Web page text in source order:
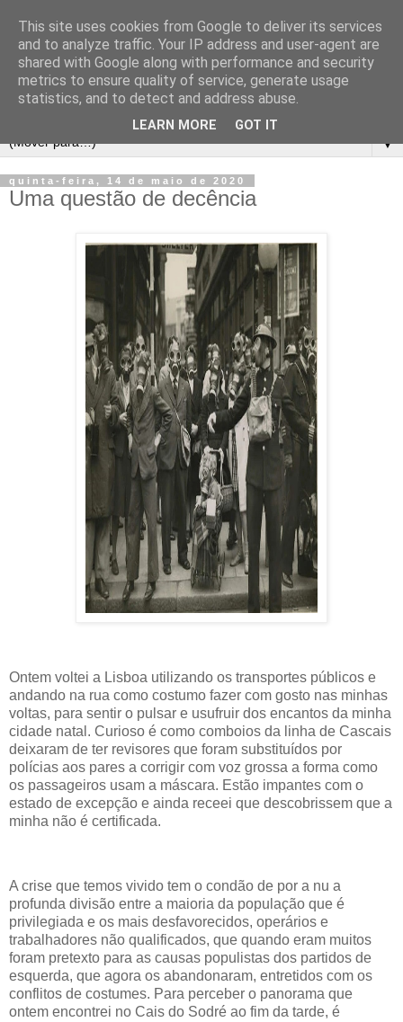
▼
quinta-feira, 14 de maio de 2020
Uma questão de decência
Ontem voltei a Lisboa utilizando os transportes públicos e
andando na rua como costumo fazer com gosto nas minhas
voltas, para sentir o pulsar e usufruir dos encantos da minha
cidade natal. Curioso é como comboios da linha de Cascais
deixaram de ter revisores que foram substituídos por
polícias aos pares a corrigir com voz grossa a forma como
os passageiros usam a máscara. Estão impantes com o
estado de excepção e ainda receei que descobrissem que a
minha não é certificada.
A crise que temos vivido tem o condão de por a nu a
profunda divisão entre a maioria da população que é
privilegiada e os mais desfavorecidos, operários e
trabalhadores não qualificados, que quando eram muitos
foram pretexto para as causas populistas dos partidos de
esquerda, que agora os abandonaram, entretidos com os
conflitos de costumes. Para perceber o panorama que
ontem encontrei no Cais do Sodré ao fim da tarde, é
This site uses cookies from Google to deliver its services
and to analyze traffic. Your IP address and user-agent are
shared with Google along with performance and security
metrics to ensure quality of service, generate usage
statistics, and to detect and address abuse.
LEARN MORE GOT IT